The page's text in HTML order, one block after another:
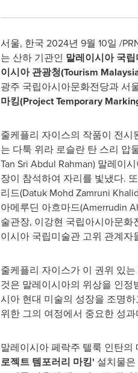
서울, 한국 2024년 9월 10일 /
는 산하 기관인 말레이시아 국
이시아 관광청(Tourism
광주 국립아시아문화전당과 서
마킹(Project Temporary
줄케플리 자이스의 작품이 전시
는 다툭 위라 로슬란 탄 스리 압
Tan Sri Abdul Rahman) 말레이
장이 참석하여 자리를 빛냈다.
리드(Datuk Mohd Zamruni
아메루딘 아흐마드(Amerrudin
술관장, 이강현 국립아시아문화
이시아 국립미술관 고위 관계자
줄케플리 자이스가 이 권위 있
것은 말레이시아의 위상을 인정
시아 현대 미술의 성장을 조명
위한 그의 여정에서 중요한 성과
말레이시아 페락주 텔룩 인탄의
로젝트 템포러리 마킹' 설치물